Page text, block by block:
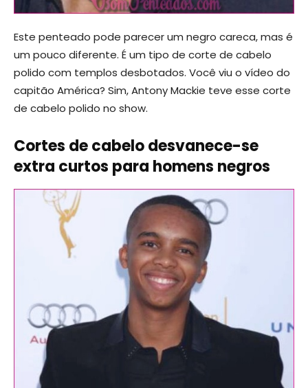
Este penteado pode parecer um negro careca, mas é
um pouco diferente. É um tipo de corte de cabelo
polido com templos desbotados. Você viu o vídeo do
capitão América? Sim, Antony Mackie teve esse corte
de cabelo polido no show.
Cortes de cabelo desvanece-se
extra curtos para homens negros